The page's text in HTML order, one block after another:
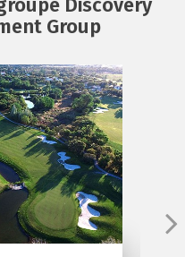
Discovery
Group